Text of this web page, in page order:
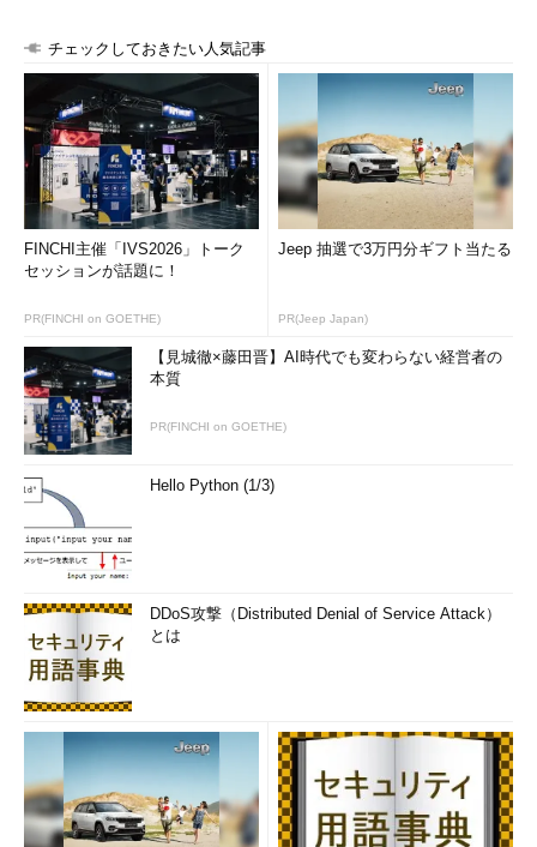
チェックしておきたい人気記事
FINCHI主催「IVS2026」トーク
セッションが話題に！
PR(FINCHI on GOETHE)
Jeep 抽選で3万円分ギフト当たる
PR(Jeep Japan)
【見城徹×藤田晋】AI時代でも変わらない経営者の
本質
PR(FINCHI on GOETHE)
Hello Python (1/3)
DDoS攻撃（Distributed Denial of Service Attack）
とは